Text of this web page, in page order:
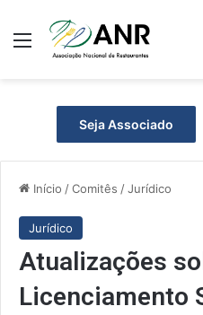
Menu
Seja Associado
Início /Comitês /Jurídico
Jurídico
Atualizações
Licenciamento